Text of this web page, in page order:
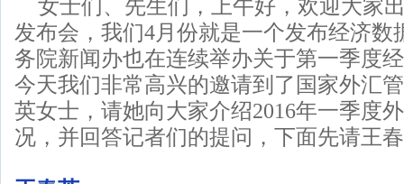
女士们、先生们，上午好，欢迎大家
发布会，我们4月份就是一个发布经济数
务院新闻办也在连续举办关于第一季度
今天我们非常高兴的邀请到了国家外汇
英女士，请她向大家介绍2016年一季度
况，并回答记者们的提问，下面先请王